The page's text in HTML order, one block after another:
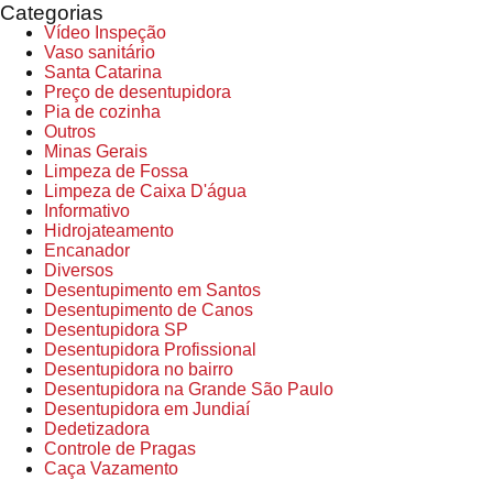
Categorias
Vídeo Inspeção
Vaso sanitário
Santa Catarina
Preço de desentupidora
Pia de cozinha
Outros
Minas Gerais
Limpeza de Fossa
Limpeza de Caixa D'água
Informativo
Hidrojateamento
Encanador
Diversos
Desentupimento em Santos
Desentupimento de Canos
Desentupidora SP
Desentupidora Profissional
Desentupidora no bairro
Desentupidora na Grande São Paulo
Desentupidora em Jundiaí
Dedetizadora
Controle de Pragas
Caça Vazamento